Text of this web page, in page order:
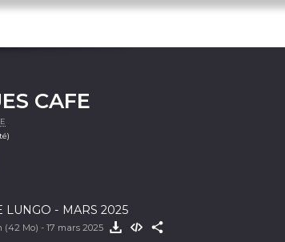
CAFE
LUNGO - MARS 2025
(42 Mo) - 17 mars 2025